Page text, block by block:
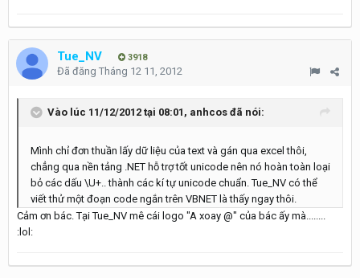
Tue_NV 3918
Đã đăng Tháng 12 11, 2012
Vào lúc 11/12/2012 tại 08:01, anhcos đã nói:
Mình chỉ đơn thuần lấy dữ liệu của text và gán qua excel thôi,
chẳng qua nền tảng .NET hỗ trợ tốt unicode nên nó hoàn toàn loại
bỏ các dấu \U+.. thành các kí tự unicode chuẩn. Tue_NV có thể
viết thử một đoạn code ngắn trên VBNET là thấy ngay thôi.
Cảm ơn bác. Tại Tue_NV mê cái logo "A xoay @" của bác ấy mà........
:lol: